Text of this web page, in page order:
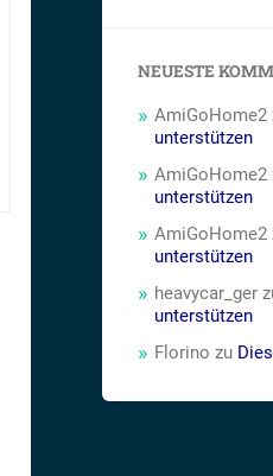
NEUESTE
AmiGoHome2
unterstützen
AmiGoHome2
unterstützen
AmiGoHome2
unterstützen
heavycar_ger
unterstützen
Florino zu